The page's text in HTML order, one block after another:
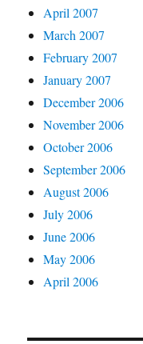
April 2007
March 2007
February 2007
January 2007
December 2006
November 2006
October 2006
September 2006
August 2006
July 2006
June 2006
May 2006
April 2006